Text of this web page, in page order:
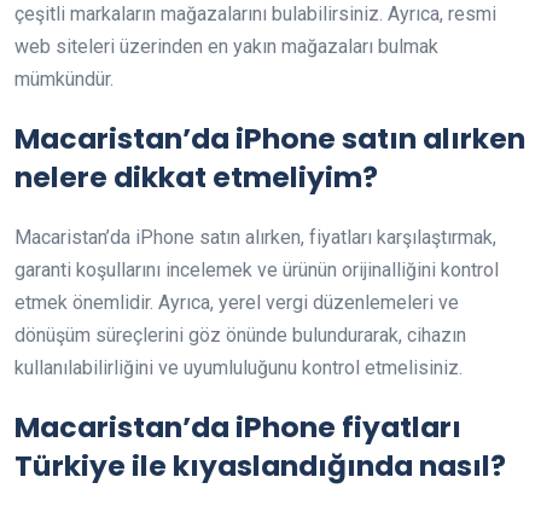
çeşitli markaların mağazalarını bulabilirsiniz. Ayrıca, resmi
web siteleri üzerinden en yakın mağazaları bulmak
mümkündür.
Macaristan’da iPhone satın alırken
nelere dikkat etmeliyim?
Macaristan’da iPhone satın alırken, fiyatları karşılaştırmak,
garanti koşullarını incelemek ve ürünün orijinalliğini kontrol
etmek önemlidir. Ayrıca, yerel vergi düzenlemeleri ve
dönüşüm süreçlerini göz önünde bulundurarak, cihazın
kullanılabilirliğini ve uyumluluğunu kontrol etmelisiniz.
Macaristan’da iPhone fiyatları
Türkiye ile kıyaslandığında nasıl?